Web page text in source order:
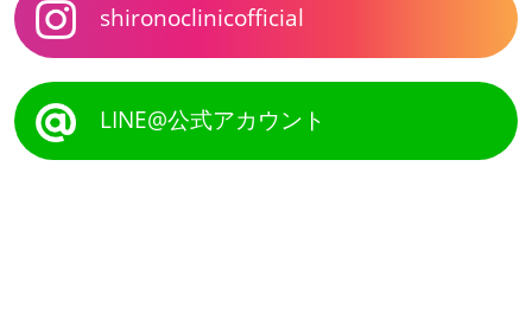
shironoclinicofficial
LINE@公式アカウント